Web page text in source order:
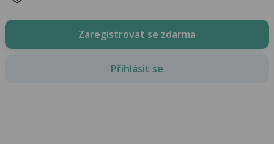
Zaregistrovat se zdarma
Přihlásit se